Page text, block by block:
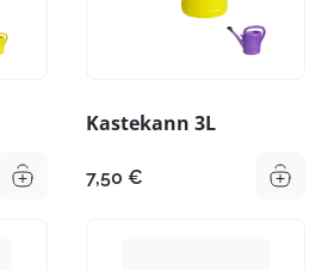
Kastekann 3L
7,50 €